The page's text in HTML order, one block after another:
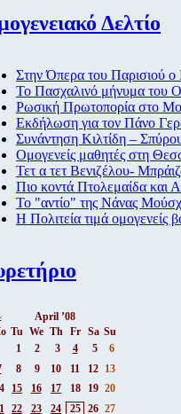
Δελτίο
Στην Όπερα του Παρισιού ο
Το Πασχαλινό μήνυμα του
Ρωσική Πρωτοπορία στο
Εκδήλωση για τον Πάνο
Συνάντηση Κιλτίδη –
Ομογενείς μαθητές στη
Τετ α τετ Βενιζέλου-
Πιο κοντά Πτολεμαίδα και
Το "αντίο" της Νάνας
Η Πολιτεία τιμά ομογενείς
April ’08
Tu We Th Fr Sa Su
1
2 3 4 5
6
8 9 10 11 12 13
15 16 17 18 19 20
22 23 24 25 26 27